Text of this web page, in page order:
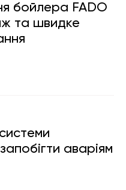
бойлера FADO
та швидке
аваріям